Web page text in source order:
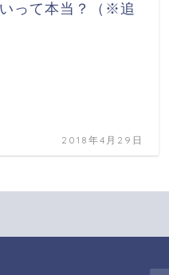
って本当？（※追
2018年4月29日